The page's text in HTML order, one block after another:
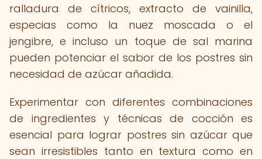
ralladura de cítricos, extracto de vainilla,
especias como la nuez moscada o el
jengibre, e incluso un toque de sal marina
pueden potenciar el sabor de los postres sin
necesidad de azúcar añadida.
Experimentar con diferentes combinaciones
de ingredientes y técnicas de cocción es
esencial para lograr postres sin azúcar que
sean irresistibles tanto en textura como en